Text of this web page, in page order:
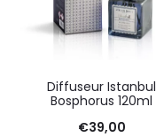
Diffuseur Istanbul
Bosphorus 120ml
€39,00